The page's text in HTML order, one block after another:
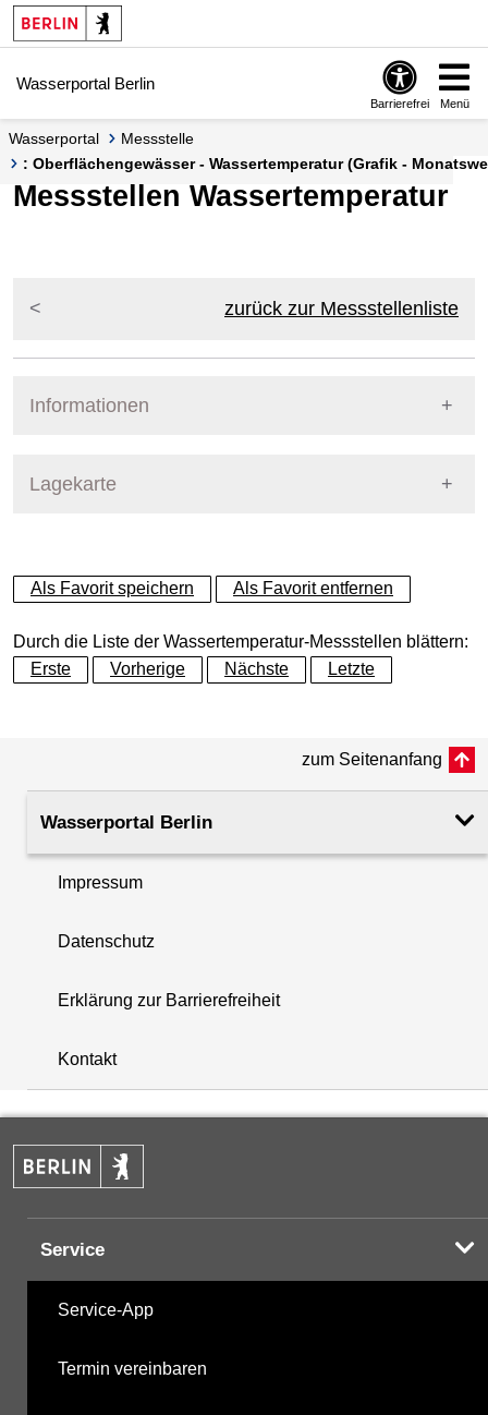
Springe zur Navigation
Springe zum Inhalt
Wasserportal Berlin
Barrierefrei Menü
Wasserportal
Messstelle
: Oberflächengewässer - Wassertemperatur (Grafik -
Messstellen Wassertemperatur
zurück zur Messstellenliste
Informationen
Lagekarte
+
−
+
−
Als Favorit speichern Als Favorit entfernen
Durch die Liste der Wassertemperatur-Messstellen blättern:
Erste
Vorherige Nächste Letzte
zum Seitenanfang
Wasserportal Berlin
Impressum
Datenschutz
Erklärung zur Barrierefreiheit
Kontakt
Service
Service-App
Termin vereinbaren